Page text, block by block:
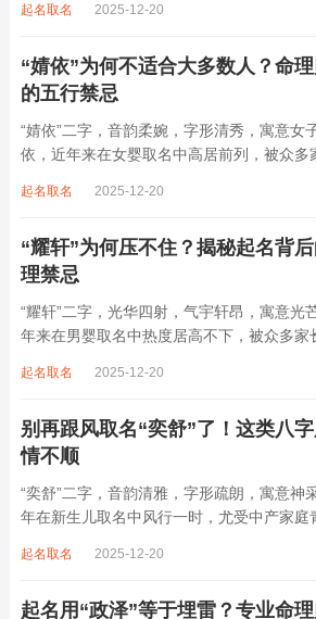
业兴旺。然姓名非仅寓意之美，更系命理气
起名取名 2025-12-20
“婧依”为何不适合大多数人？命
的五行禁忌
“婧依”二字，音韵柔婉，字形清秀，寓意女
依，近年来在女婴取名中高居前列，被众多
如履冰负重，徒增困扰。细察“婧依”之象，
起名取名 2025-12-20
“耀轩”为何压不住？揭秘起名背
理禁忌
“耀轩”二字，光华四射，气宇轩昂，寓意光
年来在男婴取名中热度居高不下，被众多家
察“耀轩”之局，实藏火炎土燥、金气熔销之
起名取名 2025-12-20
别再跟风取名“奕舒”了！这类八
情不顺
“奕舒”二字，音韵清雅，字形疏朗，寓意神
年在新生儿取名中风行一时，尤受中产家庭
金相战、气机不稳之弊，若不顾八字强弱，
起名取名 2025-12-20
起名用“政泽”等于埋雷？专业命